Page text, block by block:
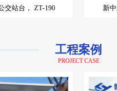
交站台， ZT-190 新
工程案例
PROJECT CASE